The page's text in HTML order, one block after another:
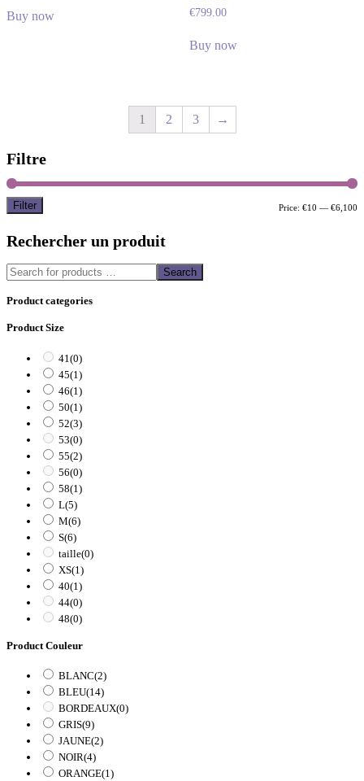
Buy now €799.00
Buy now
1 2 3 →
Filtre
Filter Price: €10 — €6,100
Rechercher un produit
Search
Product categories
Product Size
41 (0)
45(1)
46(1)
50(1)
52(3)
53(0)
55(2)
56(0)
58(1)
L(5)
M(6)
S(6)
taille(0)
XS(1)
40(1)
44(0)
48(0)
Product Couleur
BLANC(2)
BLEU(14)
BORDEAUX(0)
GRIS(9)
JAUNE(2)
NOIR(4)
ORANGE(1)